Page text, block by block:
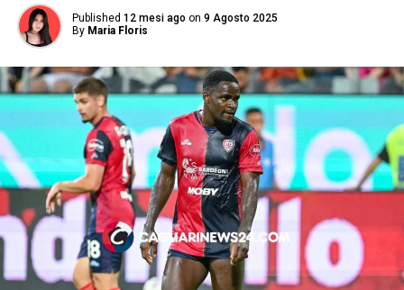
Published 12 mesi ago on 9 Agosto 2025
By Maria Floris